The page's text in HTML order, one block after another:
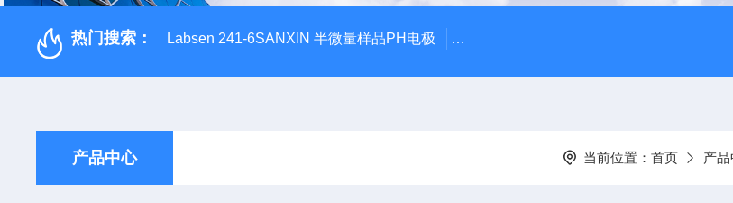
热门搜索： Labsen 241-6SANXIN 半微量样品PH电极 SDI-47手动SDI污染指数测定仪，携带方便
产品中心 当前位置： 首页 产